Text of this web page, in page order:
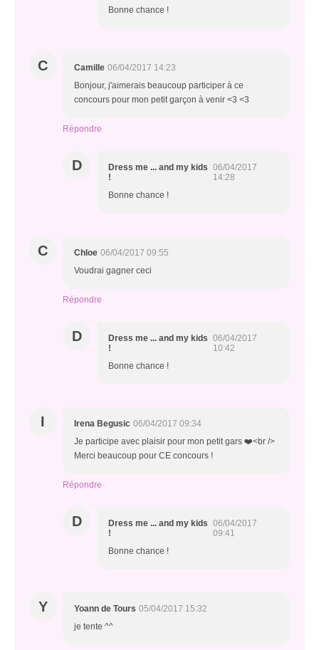
Bonne chance !
C Camille 06/04/2017 14:23
Bonjour, j'aimerais beaucoup participer à ce
concours pour mon petit garçon à venir <3 <3
Répondre
D
Dress me ... and my kids
!
06/04/2017
14:28
Bonne chance !
C Chloe 06/04/2017 09:55
Voudrai gagner ceci
Répondre
D
Dress me ... and my kids
!
06/04/2017
10:42
Bonne chance !
I Irena Begusic 06/04/2017 09:34
Je participe avec plaisir pour mon petit gars ❤️️<br />
Merci beaucoup pour CE concours !
Répondre
D
Dress me ... and my kids
!
06/04/2017
09:41
Bonne chance !
Y Yoann de Tours 05/04/2017 15:32
je tente ^^